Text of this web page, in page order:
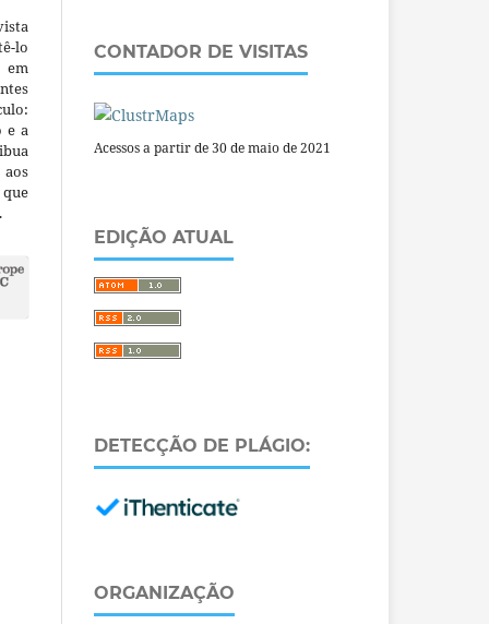
lo
em
e a
CONTADOR DE VISITAS
Acessos a partir de 30 de maio de 2021
EDIÇÃO ATUAL
DETECÇÃO DE PLÁGIO:
ORGANIZAÇÃO